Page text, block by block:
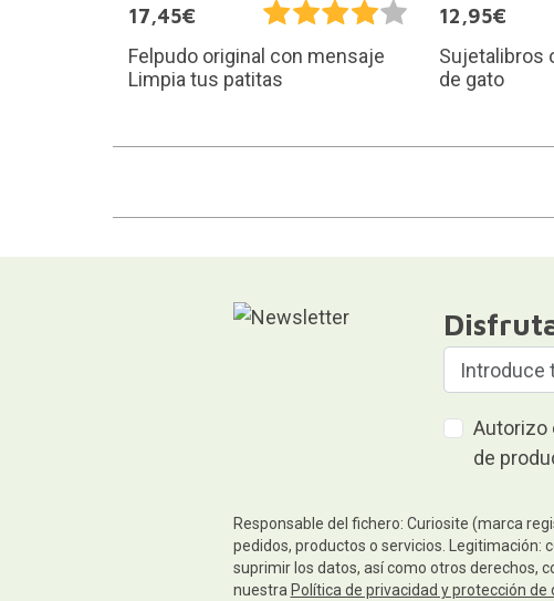
17,45€
Felpudo original con mensaje
Limpia tus patitas
12,95€
Sujetalibros
de gato
Autorizo
de
Responsable del fichero: Curiosite (marca
pedidos, productos o servicios. Legitimación:
suprimir los datos, así como otros derechos,
nuestra Política de privacidad y protección de